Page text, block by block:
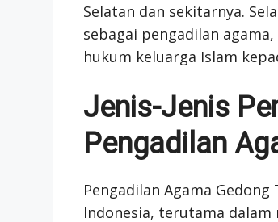
Selatan dan sekitarnya.
sebagai pengadilan
hukum keluarga Islam
Jenis-Jenis
Pengadilan
Pengadilan Agama
Indonesia, terutama